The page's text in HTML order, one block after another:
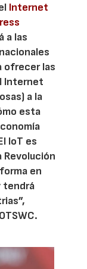
Internet
a las
ofrecer las
Internet
a la
esta
IoT es
Revolución
en
tendrá